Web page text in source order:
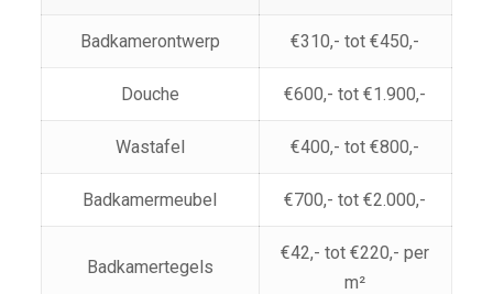
Badkamerontwerp €310,- tot €450,-
Douche €600,- tot €1.900,-
Wastafel €400,- tot €800,-
Badkamermeubel €700,- tot €2.000,-
Badkamertegels
€42,- tot €220,- per
m²